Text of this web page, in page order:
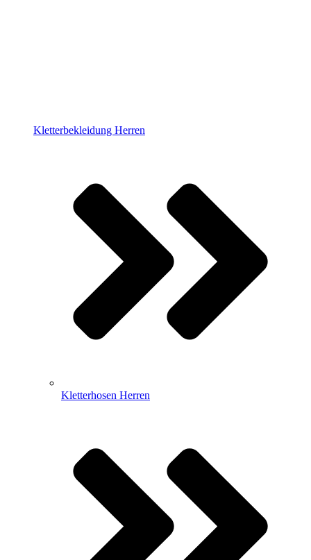
Kletterbekleidung Herren
Kletterhosen Herren